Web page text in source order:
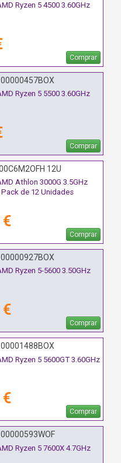
Ryzen 5 4500 3.60GHz
Comprar
Ryzen 5 5500 3.60GHz
Comprar
12U
Athlon 3000G 3.5GHz
de 12 Unidades
€
Comprar
Ryzen 5-5600 3.50GHz
€
Comprar
Ryzen 5 5600GT 3.60GHz
€
Comprar
Ryzen 5 7600X 4.7GHz